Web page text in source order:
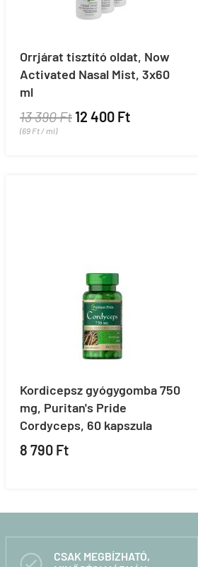
Orrjárat tisztító oldat, Now
Activated Nasal Mist, 3x60
ml
13 390 Ft 12 400 Ft
(69 Ft / ml)
Kordicepsz gyógygomba 750
mg, Puritan's Pride
Cordyceps, 60 kapszula
8 790 Ft
CSAK MEGBÍZHATÓ,